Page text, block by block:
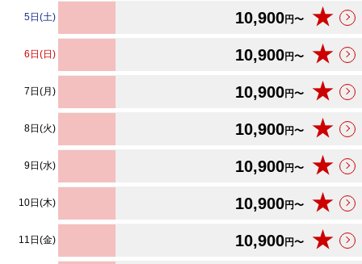
5日(土) 10,900円〜 ★
6日(日) 10,900円〜 ★
7日(月) 10,900円〜 ★
8日(火) 10,900円〜 ★
9日(水) 10,900円〜 ★
10日(木) 10,900円〜 ★
11日(金) 10,900円〜 ★